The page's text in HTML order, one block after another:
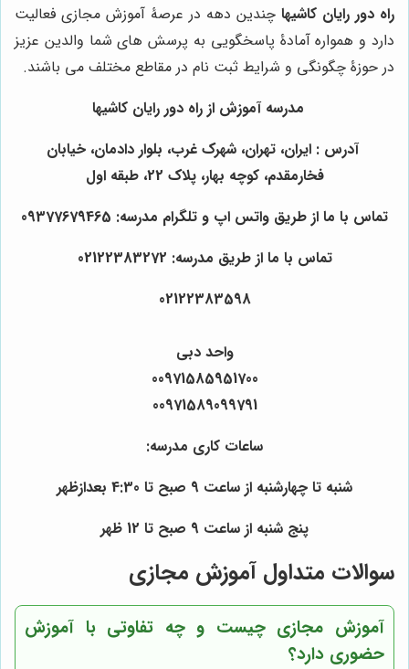
راه دور رایان کاشیها چندین دهه در عرصۀ آموزش مجازی فعالیت
دارد و همواره آمادۀ پاسخگویی به پرسش های شما والدین عزیز
در حوزۀ چگونگی و شرایط ثبت نام در مقاطع مختلف می باشند.
مدرسه آموزش از راه دور رایان کاشیها
آدرس : ایران، تهران، شهرک غرب، بلوار دادمان، خیابان
فخارمقدم، کوچه بهار، پلاک 22، طبقه اول
تماس با ما از طریق واتس اپ و تلگرام مدرسه: 09377679465
تماس با ما از طریق مدرسه: 02122383272
02122383598
واحد دبی
00971585951700
00971589099791
ساعات کاری مدرسه:
شنبه تا چهارشنبه از ساعت 9 صبح تا 4:30 بعدازظهر
پنج شنبه از ساعت 9 صبح تا 12 ظهر
سوالات متداول آموزش مجازی
آموزش مجازی چیست و چه تفاوتی با آموزش
حضوری دارد؟